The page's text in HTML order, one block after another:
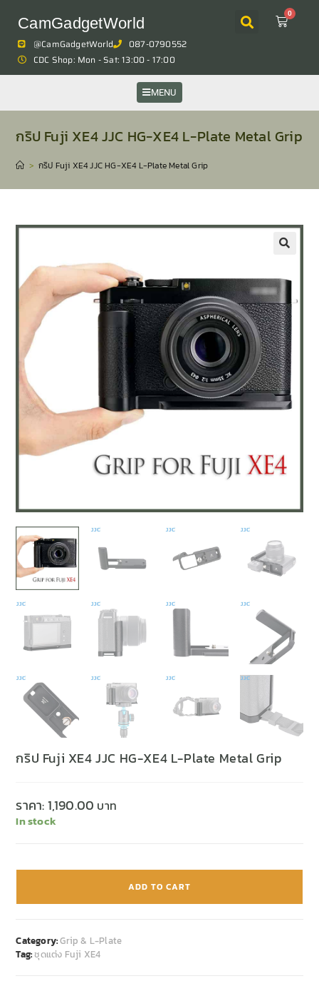
CamGadgetWorld
0
@CamGadgetWorld
087-0790552
CDC Shop: Mon - Sat: 13:00 - 17:00
MENU
กริป Fuji XE4 JJC HG-XE4 L-Plate Metal Grip
> กริป Fuji XE4 JJC HG-XE4 L-Plate Metal Grip
กริป Fuji XE4 JJC HG-XE4 L-Plate Metal Grip
ราคา:1,190.00
In stock
ADD TO CART
Category:Grip & L-Plate
Tag:ชุดแต่ง Fuji XE4